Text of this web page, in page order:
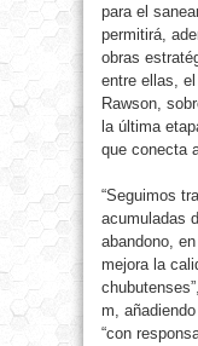
para el
permitirá,
obras
entre ellas,
Rawson,
la última
que conecta
“Seguimos
acumuladas
abandono,
mejora la
m,
“con